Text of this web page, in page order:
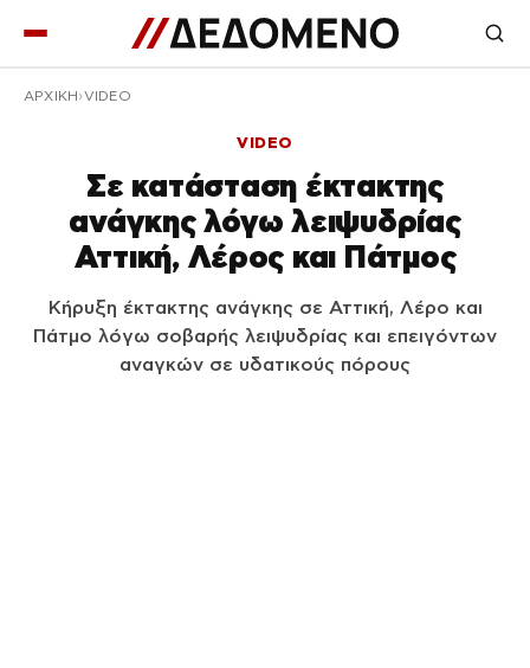
ΑΡΧΙΚΉ VIDEO
VIDEO
Σε κατάσταση έκτακτης
ανάγκης λόγω λειψυδρίας
Αττική, Λέρος και Πάτμος
Κήρυξη έκτακτης ανάγκης σε Αττική, Λέρο και
Πάτμο λόγω σοβαρής λειψυδρίας και επειγόντων
αναγκών σε υδατικούς πόρους